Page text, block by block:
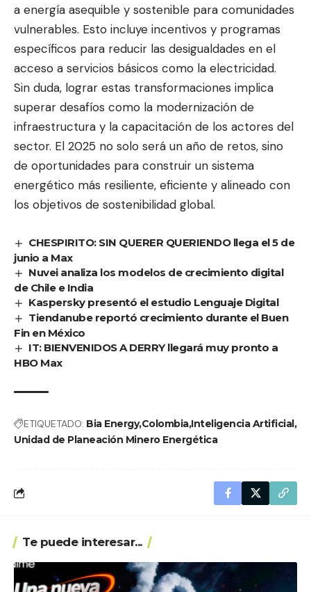
a energía asequible y sostenible para comunidades
vulnerables. Esto incluye incentivos y programas
específicos para reducir las desigualdades en el
acceso a servicios básicos como la electricidad.
Sin duda, lograr estas transformaciones implica
superar desafíos como la modernización de
infraestructura y la capacitación de los actores del
sector. El 2025 no solo será un año de retos, sino
de oportunidades para construir un sistema
energético más resiliente, eficiente y alineado con
los objetivos de sostenibilidad global.
CHESPIRITO: SIN QUERER QUERIENDO llega el 5 de
junio a Max
Nuvei analiza los modelos de crecimiento digital
de Chile e India
Kaspersky presentó el estudio Lenguaje Digital
Tiendanube reportó crecimiento durante el Buen
Fin en México
IT: BIENVENIDOS A DERRY llegará muy pronto a
HBO Max
ETIQUETADO: Bia EnergyColombiaInteligencia Artificial
Unidad de Planeación Minero Energética
Te puede interesar...